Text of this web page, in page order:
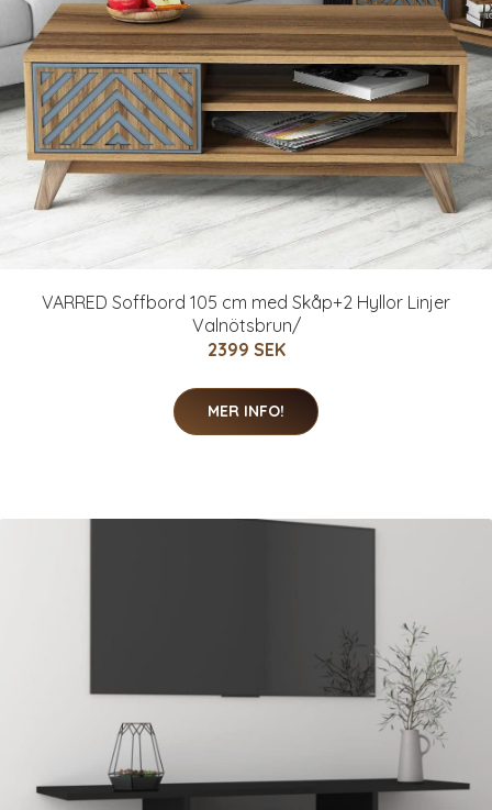
VARRED Soffbord 105 cm med Skåp+2 Hyllor Linjer
Valnötsbrun/
2399 SEK
MER INFO!